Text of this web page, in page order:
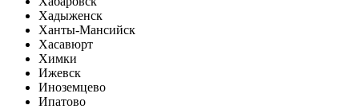
Хадыженск
Ханты-Мансийск
Хасавюрт
Химки
Ижевск
Иноземцево
Ипатово